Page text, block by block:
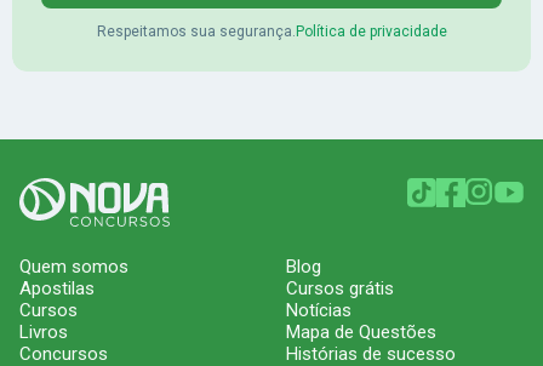
Respeitamos sua segurança. Política de privacidade
Quem somos
Apostilas
Cursos
Livros
Concursos
Blog
Cursos grátis
Notícias
Mapa de Questões
Histórias de sucesso